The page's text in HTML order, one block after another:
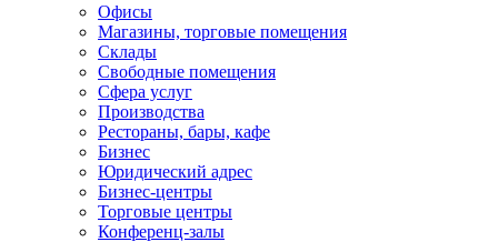
Офисы
Магазины, торговые помещения
Склады
Свободные помещения
Сфера услуг
Производства
Рестораны, бары, кафе
Бизнес
Юридический адрес
Бизнес-центры
Торговые центры
Конференц-залы